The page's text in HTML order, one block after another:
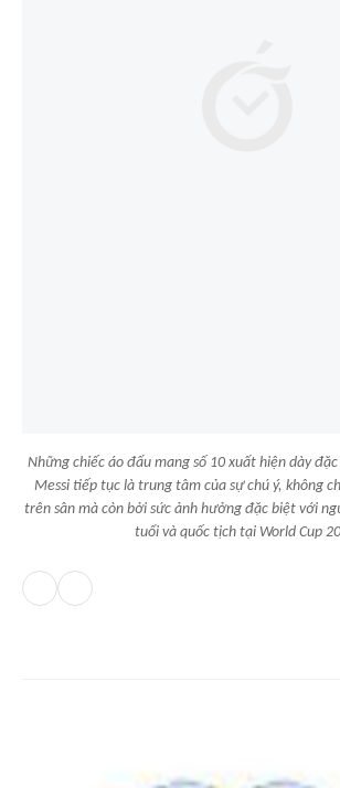
Những chiếc áo đấu mang số 10 xuất hiện dày
Messi tiếp tục là trung tâm của sự chú ý, không
trên sân mà còn bởi sức ảnh hưởng đặc biệt với
tuổi và quốc tịch tại World Cup